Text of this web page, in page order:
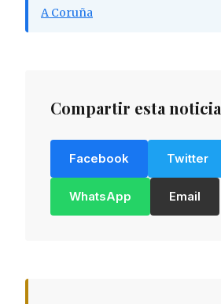
A Coruña
Compartir esta noticia
Facebook Twitter
WhatsApp Email